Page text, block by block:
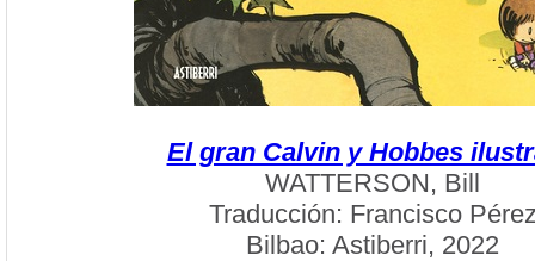
El gran Calvin y Hobbes
WATTERSON, Bill
Traducción: Francisco
Bilbao: Astiberri, 2022